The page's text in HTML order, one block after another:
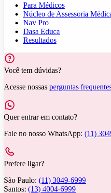
Para Médicos
Núcleo de Assessoria
Nav Pro
Dasa Educa
Resultados
Você tem dúvidas?
Acesse nossas perguntas
Quer entrar em contato?
Fale no nosso WhatsApp: (11)
Prefere ligar?
São Paulo: (11) 3049-6999
Santos: (13) 4004-6999